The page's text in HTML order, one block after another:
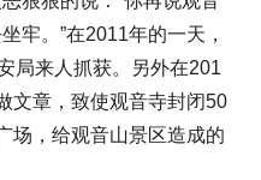
牢。”在2011年的一天，
局来人抓获。另外在201
文章，致使观音寺封闭50
场，给观音山景区造成的